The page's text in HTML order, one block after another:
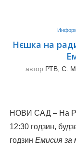
Нєшка на
автор РТВ, С.
НОВИ САД – На
12:30 годзин,
годзин Емисия за